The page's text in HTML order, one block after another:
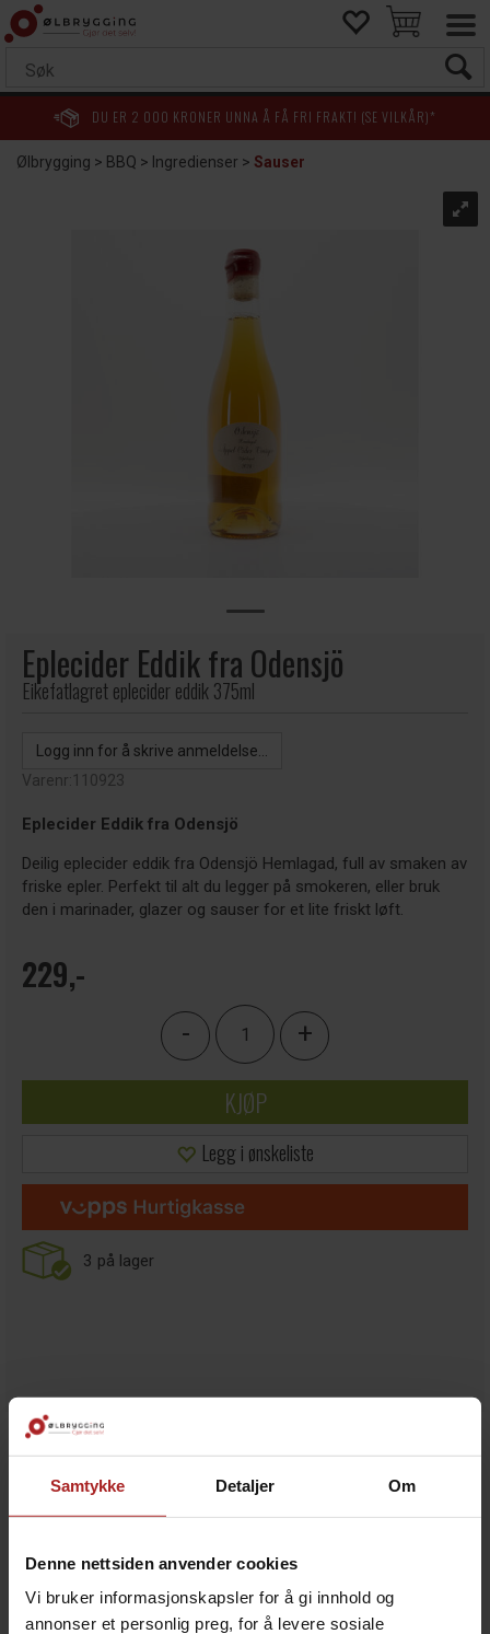
Samtykke Detaljer Om
Denne nettsiden anvender cookies
Vi bruker informasjonskapsler for å gi innhold og
annonser et personlig preg, for å levere sosiale
DU ER 2 000 KRONER UNNA Å FÅ FRI FRAKT! (SE VILKÅR)*
Ølbrygging>BBQ> Ingredienser>Sauser
Eplecider Eddik fra Odensjö
Eikefatlagret eplecider eddik 375ml
Logg inn for å skrive anmeldelse...
Varenr:110923
Eplecider Eddik fra Odensjö
Deilig eplecider eddik fra Odensjö Hemlagad, full av smaken av
friske epler. Perfekt til alt du legger på smokeren, eller bruk
den i marinader, glazer og sauser for et lite friskt løft.
229,-
- +
KJØP
Legg i ønskeliste
3 på lager
BESKRIVELSE
Eplecider Eddik fra Odensjö
smaken av friske epler. Perfekt til alt du legger på
smokeren, eller bruk den i marinader, glazer og sauser
for et lite friskt løft.